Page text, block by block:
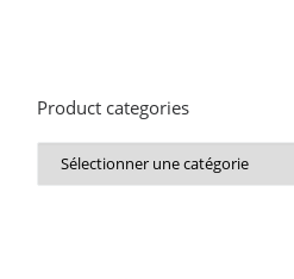
Product categories